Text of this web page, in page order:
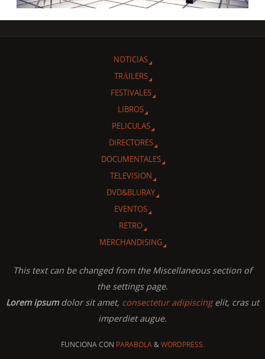
NOTICIAS
TRÁILERS
FESTIVALES
LIBROS
PELICULAS
DIRECTORES
DOCUMENTALES
TELEVISION
DVD&BLURAY
EVENTOS
RETRO
MERCHANDISING
This text can be changed from the Miscellaneous section of
the settings page.
Lorem ipsumdolor sit amet, consectetur adipiscingelit, cras ut
imperdiet augue.
FUNCIONA CON PARABOLA&WORDPRESS.